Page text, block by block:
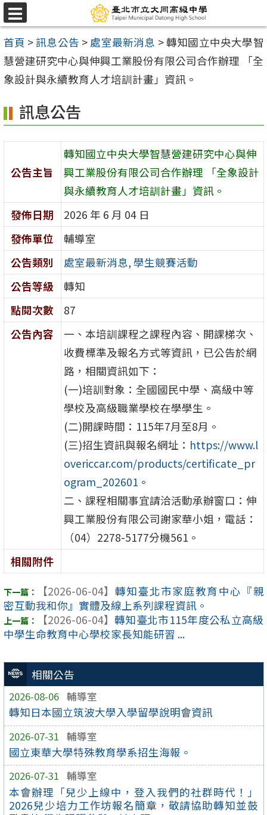
跳
至
主
要
內
區
選
單
首頁 >訊息公告 > 處室最新消息 >轉知國立中央大學智
慧營建研究中心與伸興工業股份有限公司合作辦理 「全
象設計與永續教育人才培訓計畫」資訊。
相關公告
2026-08-06 輔導室
轉知日本國立筑波大學入學留學說明會資訊
2026-07-31 輔導室
國立東華大學特殊教育學系招生海報。
2026-07-31 輔導室
本會辦理「兒少上線中，登入我們的社群時代！」
2026兒少培力工作坊報名簡章，敬請協助轉知並鼓
訊息公告
公告主旨
轉知國立中央大學智慧營建研究中心與伸
興工業股份有限公司合作辦理 「全象設計
與永續教育人才培訓計畫」資訊。
發佈日期
2026 年 6 月 04 日
發佈單位
輔導室
公告類別
處室最新消息, 學生競賽活動
公告等級
轉知
點閱次數
87
公告內容
一、本培訓課程之課程內容、開課梯次、
收費標準及報名方式等資訊，已公告於網
路，相關資訊如下：
(一)培訓對象：全國國民中學、高級中等
學校及高級職業學校在學學生。
(二)開課時間：115年7月至8月。
(三)招生資訊與報名網址： https://www.l
overiccar.com/products/certificate_pr
ogram_202601 。
二、課程相關事宜請洽活動承辦窗口：伸
興工業股份有限公司謝家華小姐，電話：
（04）2278-5177分機561。
相關附件
【2026-06-04】 轉知臺北市家庭教育中心『親
密互動我和你』實體及線上系列課程資訊。
【2026-06-04】 轉知臺北市115年度公私立高級
中學生命教育中心學校家長知能研習 ...